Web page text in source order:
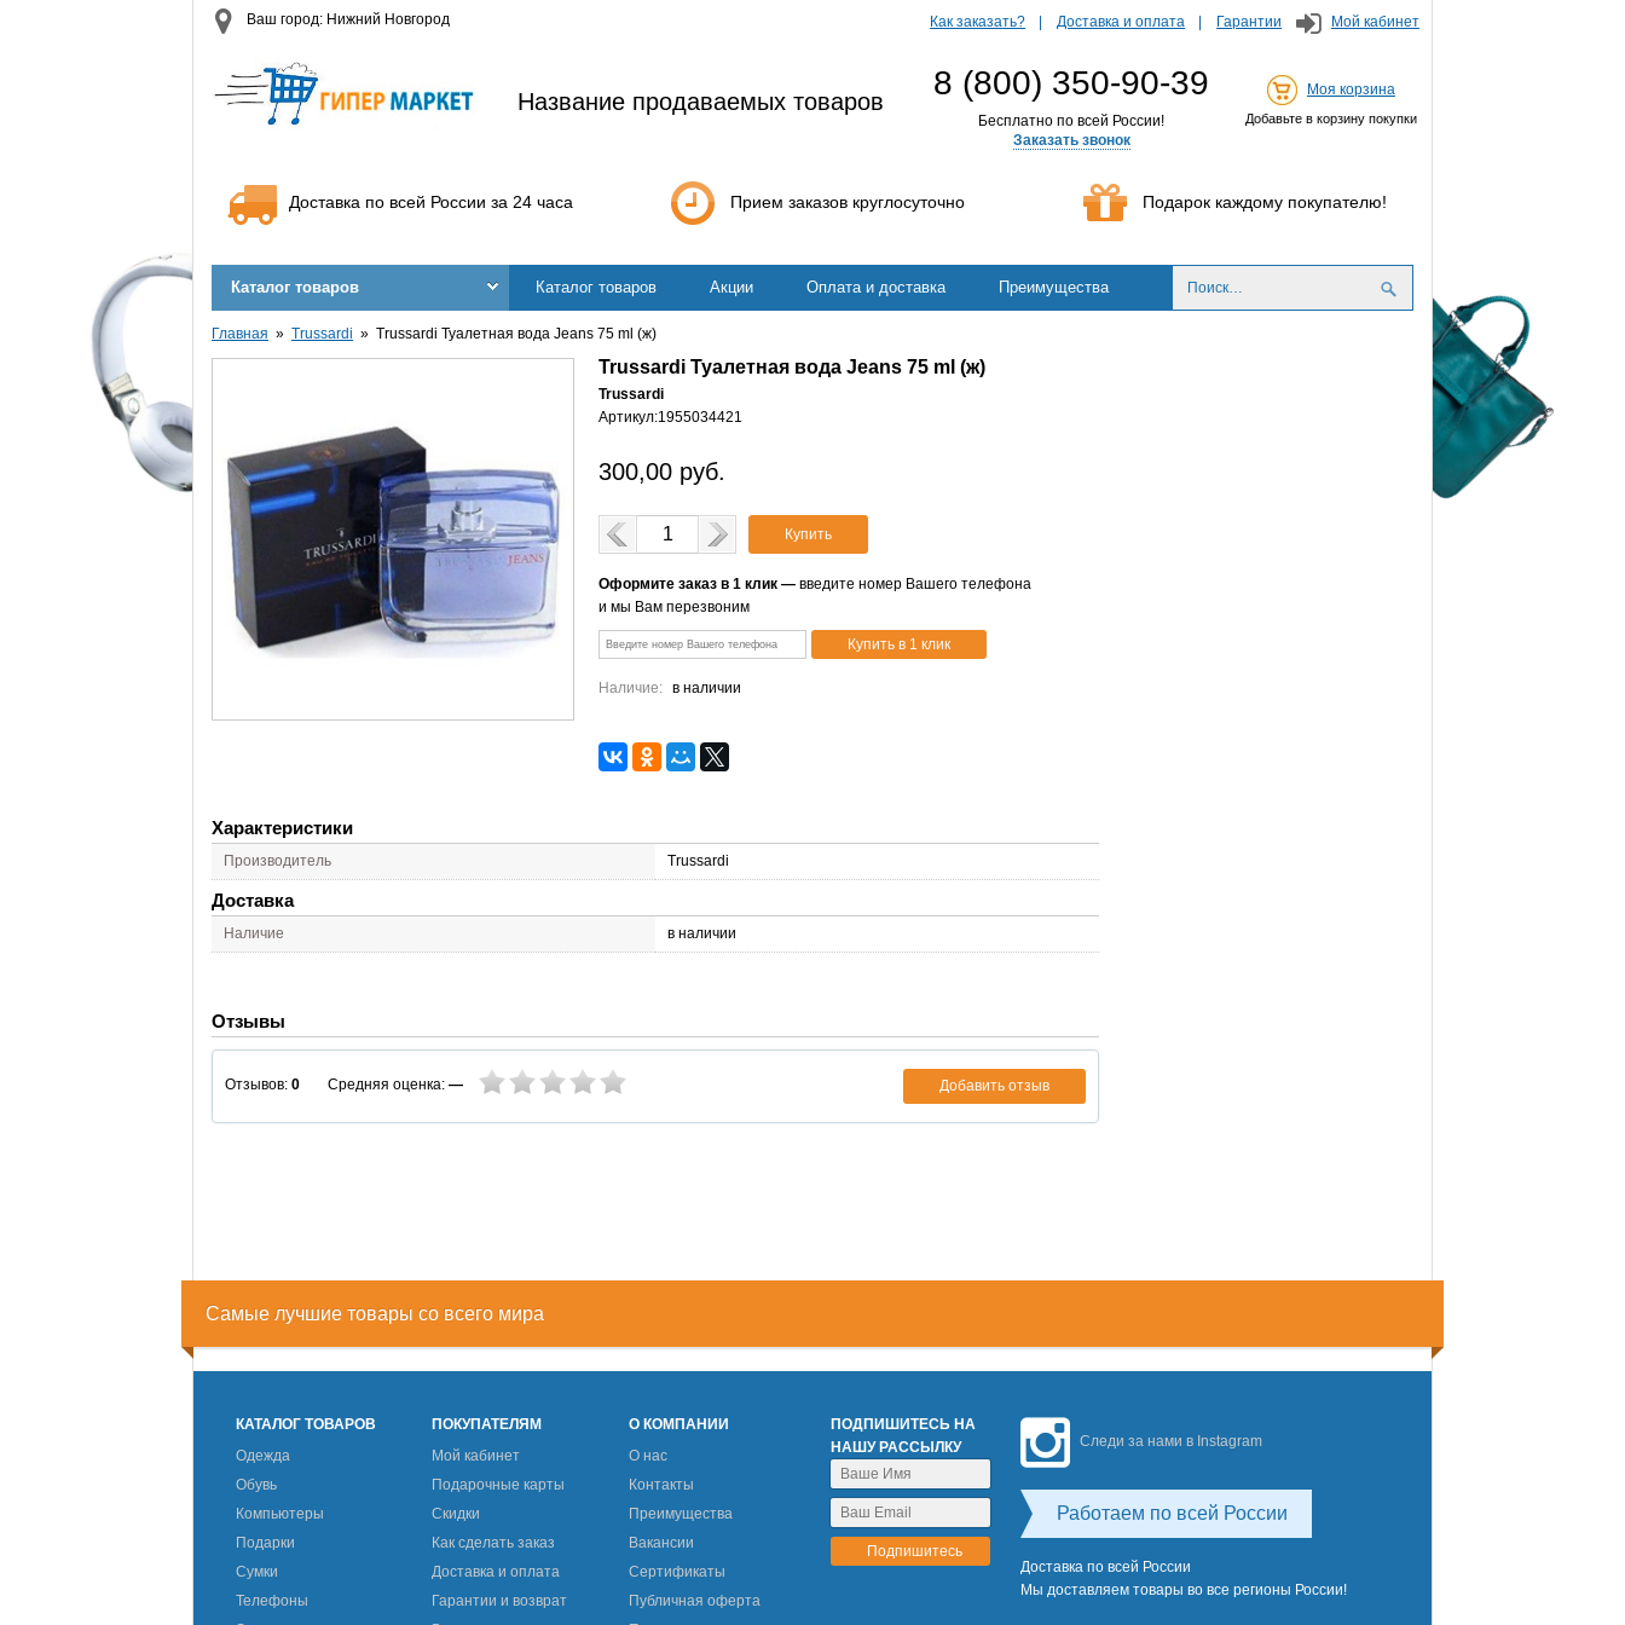
Ваш город: Нижний Новгород Как заказать? Доставка и оплата Гарантии Мой кабинет
Название продаваемых товаров 8 (800) 350-90-39
Бесплатно по всей России!
Заказать звонок
Моя корзина
Добавьте в корзину покупки
Доставка по всей России за 24 часа Прием заказов круглосуточно Подарок каждому покупателю!
Каталог товаров Каталог товаров Акции Оплата и доставка Преимущества
Главная Trussardi Trussardi Туалетная вода Jeans 75 ml (ж)
Trussardi Туалетная вода Jeans 75 ml (ж)
Trussardi
Артикул:1955034421
300,00 руб.
Купить
Оформите заказ в 1 клик — введите номер Вашего телефона
и мы Вам перезвоним
Наличие: в наличии
Характеристики
Производитель Trussardi
Доставка
Наличие в наличии
Отзывы
Отзывов: 0 Средняя оценка: — Добавить отзыв
Самые лучшие товары со всего мира
КАТАЛОГ ТОВАРОВ
Одежда
Обувь
Компьютеры
Подарки
Сумки
Телефоны
ПОКУПАТЕЛЯМ
Мой кабинет
Подарочные карты
Скидки
Как сделать заказ
Доставка и оплата
Гарантии и возврат
О КОМПАНИИ
О нас
Контакты
Преимущества
Вакансии
Сертификаты
Публичная оферта
ПОДПИШИТЕСЬ НА
НАШУ РАССЫЛКУ
Следи за нами в Instagram
Работаем по всей России
Доставка по всей России
Мы доставляем товары во все регионы России!